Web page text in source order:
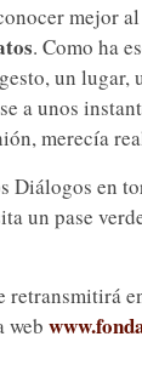
mejor
. Como ha
un lugar,
a unos
merecía
Diálogos en
un pase
retransmitirá
web